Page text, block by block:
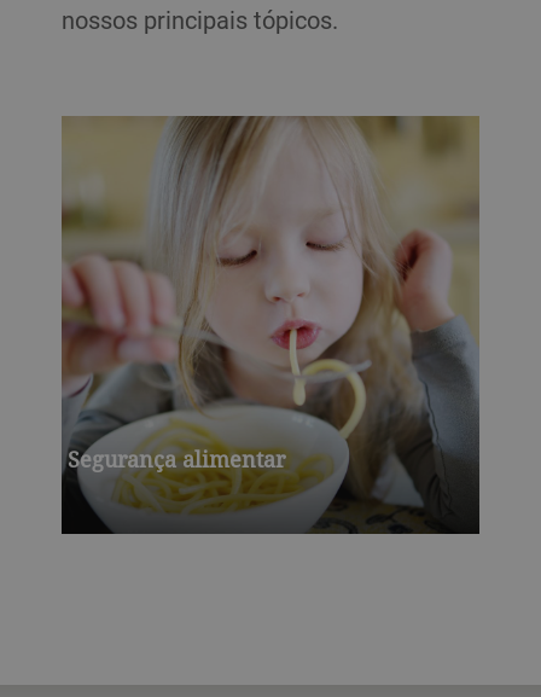
nossos principais tópicos.
Segurança alimentar